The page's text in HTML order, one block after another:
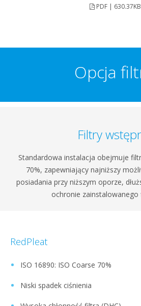
PDF | 630.37KB
Opcja
Filtry
Standardowa instalacja obejmuje
70%, zapewniający najniższy
posiadania przy niższym oporze,
ochronie zainstalowanego
RedPleat
ISO 16890: ISO Coarse 70%
Niski spadek ciśnienia